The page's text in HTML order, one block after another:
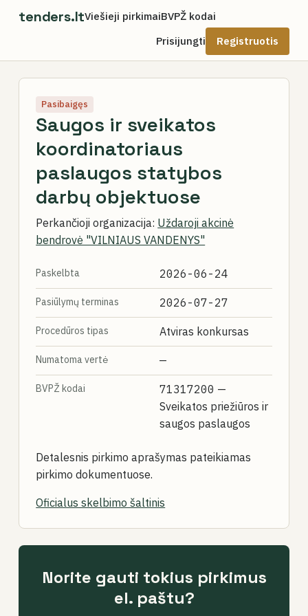
tenders.ltViešieji pirkimaiBVPŽ kodai
Prisijungti
Registruotis
Pasibaigęs
Saugos ir sveikatos
koordinatoriaus
paslaugos statybos
darbų objektuose
Perkančioji organizacija: Uždaroji akcinė
bendrovė "VILNIAUS VANDENYS"
Paskelbta 2026-06-24
Pasiūlymų terminas 2026-07-27
Procedūros tipas Atviras konkursas
Numatoma vertė —
BVPŽ kodai 71317200 —
Sveikatos priežiūros ir
saugos paslaugos
Detalesnis pirkimo aprašymas pateikiamas
pirkimo dokumentuose.
Oficialus skelbimo šaltinis
Norite gauti tokius pirkimus
el. paštu?